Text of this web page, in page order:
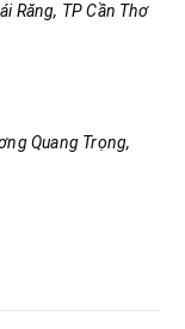
Răng, TP Cần Thơ
Quang Trọng,